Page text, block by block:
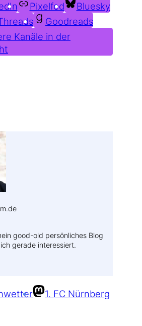
Pixelfed
Bluesky
Goodreads
Kanäle in der
good-old persönliches Blog
gerade interessiert.
1. FC Nürnberg